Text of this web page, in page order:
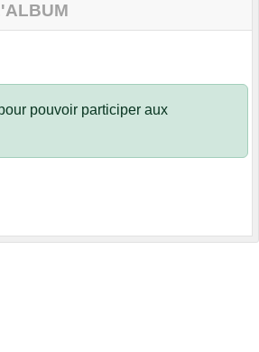
pouvoir participer aux